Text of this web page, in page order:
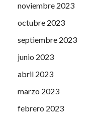
noviembre 2023
octubre 2023
septiembre 2023
junio 2023
abril 2023
marzo 2023
febrero 2023